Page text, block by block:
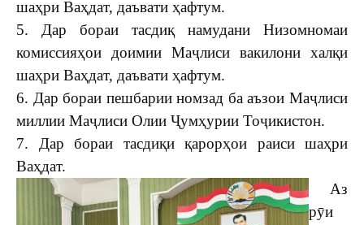
шаҳри Ваҳдат, даъвати ҳафтум.
5. Дар бораи тасдиқ намудани Низомномаи
комиссияҳои доимии Маҷлиси вакилони халқи
шаҳри Ваҳдат, даъвати ҳафтум.
6. Дар бораи пешбарии номзад ба аъзои Маҷлиси
миллии Маҷлиси Олии Ҷумҳурии Тоҷикистон.
7. Дар бораи тасдиқи қарорҳои раиси шаҳри
Ваҳдат.
Аз
рӯи